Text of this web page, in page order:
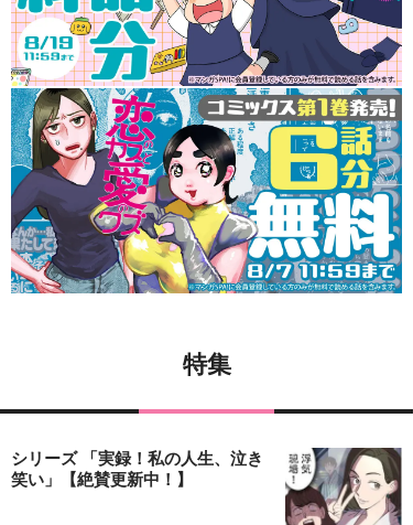
特集
シリーズ 「実録！私の人生、泣き
笑い」【絶賛更新中！】